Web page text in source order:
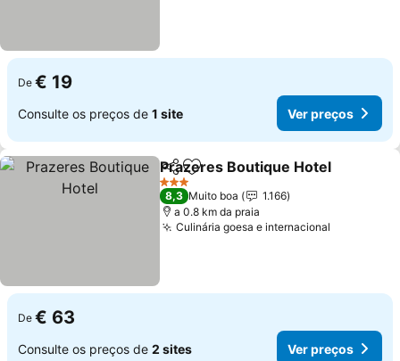
De € 19
Consulte os preços de 1 site Ver preços
PartilharAdicionar aos favoritos
Prazeres Boutique Hotel
3 Estrelas
8,3 Muito boa
1.166
a 0.8 km da praia
Culinária goesa e internacional
De € 63
Consulte os preços de 2 sites Ver preços